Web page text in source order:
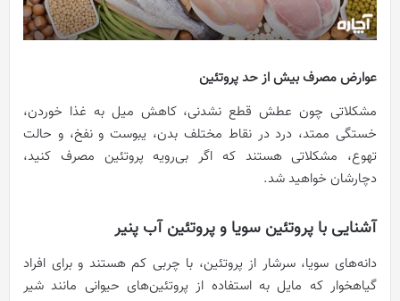
عوارض مصرف بیش از حد پروتئین
مشکلاتی چون عطش قطع نشدنی، کاهش میل به غذا خوردن،
خستگی ممتد، درد در نقاط مختلف بدن، یبوست و نفخ، و حالت
تهوع، مشکلاتی هستند که اگر بی‌رویه پروتئین مصرف کنید،
دچارشان خواهید شد.
آشنایی با پروتئین سویا و پروتئین آب پنیر
دانه‌های سویا، سرشار از پروتئین، با چربی کم هستند و برای افراد
گیاهخوار که مایل به استفاده از پروتئین‌های حیوانی مانند شیر